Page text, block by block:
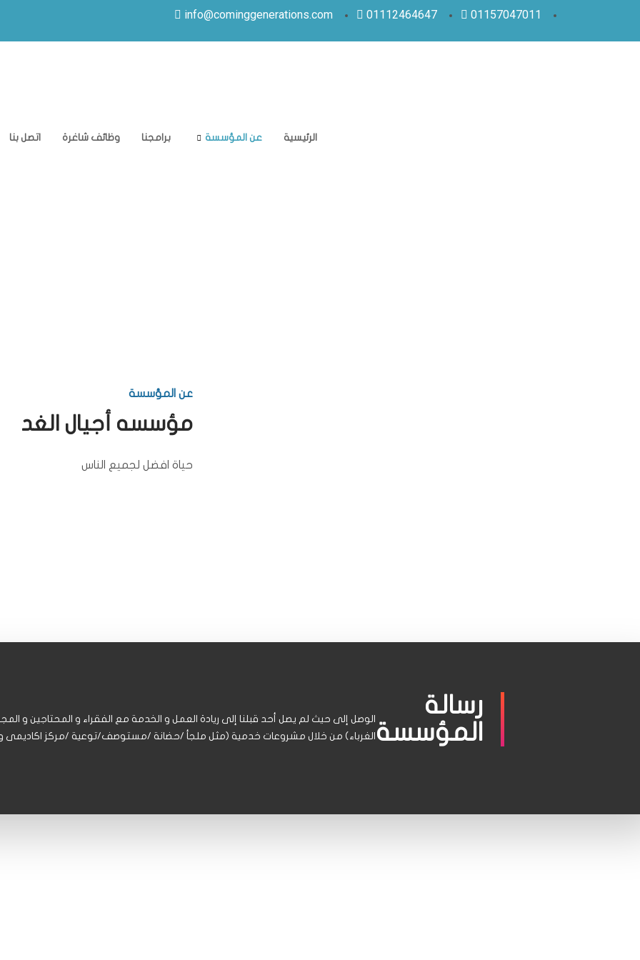
01157047011
01112464647
info@cominggenerations.com
الرئيسية عن المؤسسة برامجنا وظائف شاغرة اتصل بنا
عن المؤسسة
مؤسسه أجيال الغد
حياة افضل لجميع الناس
رسالة
المؤسسة الوصل إلى حيث لم يصل أحد قبلنا إلى ريادة العمل و الخدمة مع الفقراء و المحتاجين و
الغرباء) من خلال مشروعات خدمية (مثل ملجأ /حضانة /مستوصف/توعية /مركز اكاديمى